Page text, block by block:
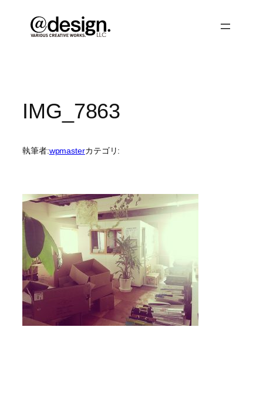
IMG_7863
執筆者:wpmasterカテゴリ: